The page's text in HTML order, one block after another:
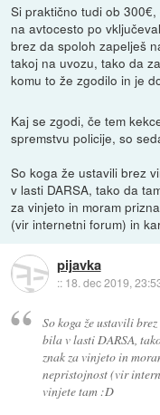
Si praktično tudi ob
na avtocesto po
brez da spoloh zapelješ
takoj na uvozu, tako da
komu to že zgodilo in je
Kaj se zgodi, če tem
spremstvu policije, so
So koga že ustavili brez
v lasti DARSA, tako da
za vinjeto in moram
(vir internetni forum) in
pijavka
:: 18. dec 2019,
So koga že ustavili
bila v lasti DARSA,
znak za vinjeto in
nepristojnost (vir
vinjete tam :D